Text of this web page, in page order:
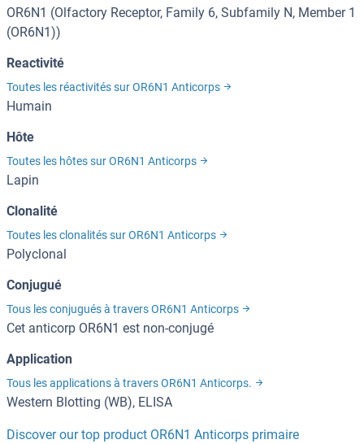
OR6N1 (Olfactory Receptor, Family 6, Subfamily N, Member 1
(OR6N1))
Reactivité
Toutes les réactivités sur OR6N1 Anticorps
Humain
Hôte
Toutes les hôtes sur OR6N1 Anticorps
Lapin
Clonalité
Toutes les clonalités sur OR6N1 Anticorps
Polyclonal
Conjugué
Tous les conjugués à travers OR6N1 Anticorps
Cet anticorp OR6N1 est non-conjugé
Application
Tous les applications à travers OR6N1 Anticorps.
Western Blotting (WB), ELISA
Discover our top product OR6N1 Anticorps primaire